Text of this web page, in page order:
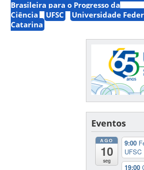
Brasileira para o Progresso da
Ciência
UFSC
Universidade
Catarina
Eventos
AGO
10
seg
9:00
UFSC
19:00